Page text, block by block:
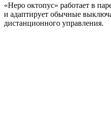
«Неро октопус» работает в
и адаптирует обычные
дистанционного управления.